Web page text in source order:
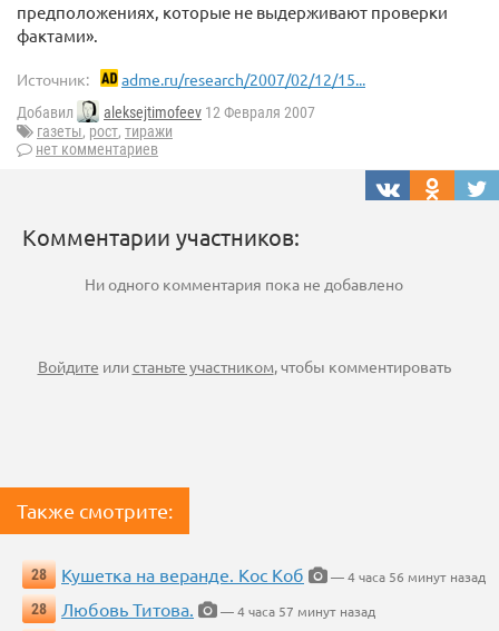
предположениях, которые не выдерживают проверки
фактами».
Источник: adme.ru/research/2007/02/12/15...
Добавил aleksejtimofeev 12 Февраля 2007
газеты, рост, тиражи
нет комментариев
Комментарии участников:
Ни одного комментария пока не добавлено
Войдите илистаньте участником, чтобы комментировать
Также смотрите:
28 Кушетка на веранде. Кос Коб
— 4 часа 56 минут назад
28
Любовь Титова.
— 4 часа 57 минут назад